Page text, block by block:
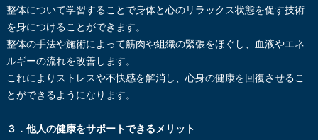
整体について学習することで身体と心のリラックス状態を促す技術
を身につけることができます。
整体の手法や施術によって筋肉や組織の緊張をほぐし、血液やエネ
ルギーの流れを改善します。
これによりストレスや不快感を解消し、心身の健康を回復させるこ
とができるようになります。
３．他人の健康をサポートできるメリット